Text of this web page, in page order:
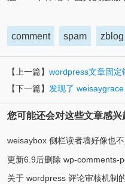
comment spam zblog
【上一篇】 wordpress文章固定
【下一篇】 发现了
您可能还会对这些文章感兴
weisaybox 侧栏读者墙好像也
更新6.9后删除 wp-comments-
关于 wordpress 评论审核机制